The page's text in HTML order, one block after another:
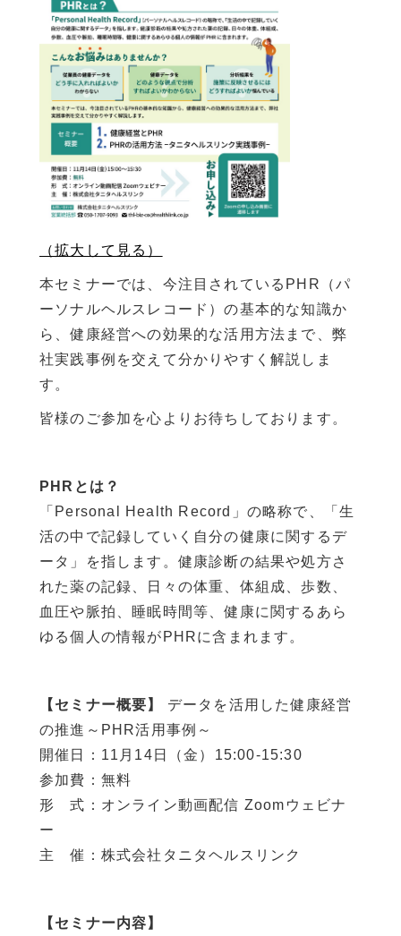
（拡大して見る）
本セミナーでは、今注目されているPHR（パ
ーソナルヘルスレコード）の基本的な知識か
ら、健康経営への効果的な活用方法まで、弊
社実践事例を交えて分かりやすく解説しま
す。
皆様のご参加を心よりお待ちしております。
PHRとは？
「Personal Health Record」の略称で、「生
活の中で記録していく自分の健康に関するデ
ータ」を指します。健康診断の結果や処方さ
れた薬の記録、日々の体重、体組成、歩数、
血圧や脈拍、睡眠時間等、健康に関するあら
ゆる個人の情報がPHRに含まれます。
【セミナー概要】
データを活用した健康経営
の推進～PHR活用事例～
開催日：11月14日（金）15:00-15:30
参加費：無料
形 式：オンライン動画配信 Zoomウェビナ
ー
主 催：株式会社タニタヘルスリンク
【セミナー内容】